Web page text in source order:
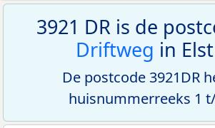
3921 DR is de
Driftweg in
De postcode 3921DR
huisnummerreeks 1